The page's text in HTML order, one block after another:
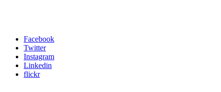
Facebook
Twitter
Instagram
Linkedin
flickr